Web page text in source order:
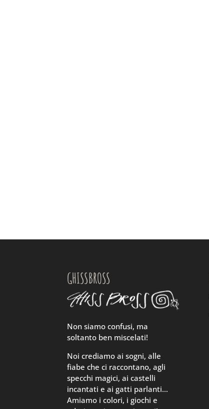
GHISSBROSS
Non siamo confusi, ma
soltanto ben miscelati!
Noi crediamo ai sogni, alle
fiabe che ci raccontano, agli
specchi magici, ai castelli
incantati e ai gatti parlanti…
Amiamo i colori, i giochi e